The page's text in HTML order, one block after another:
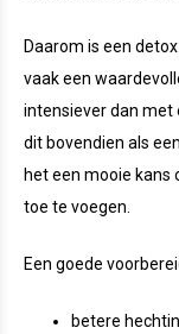
Daarom is een
vaak een
intensiever dan met
dit bovendien als
het een mooie kans
toe te voegen.
Een goede
betere